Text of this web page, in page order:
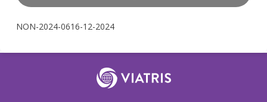
NON-2024-0616-12-2024